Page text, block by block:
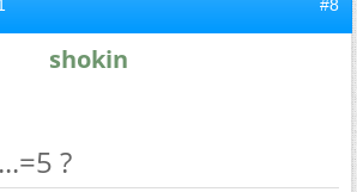
#8
shokin
?